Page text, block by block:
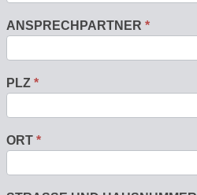
ANSPRECHPARTNER *
PLZ *
ORT *